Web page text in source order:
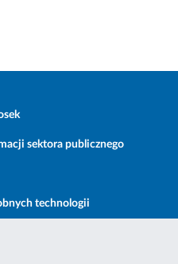
sektora publicznego
technologii